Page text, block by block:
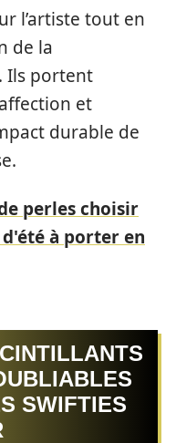
l’artiste tout en
de la
Ils portent
et
durable de
perles choisir
à porter en
SWIFTIES